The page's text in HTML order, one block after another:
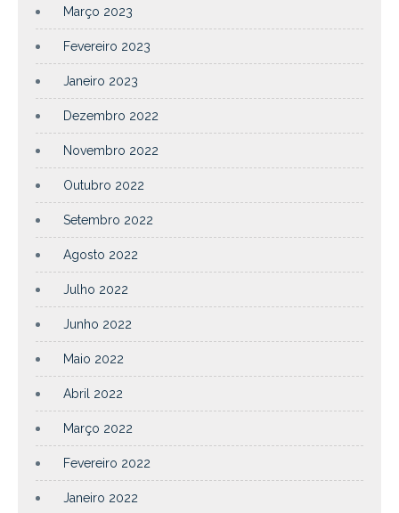
Março 2023
Fevereiro 2023
Janeiro 2023
Dezembro 2022
Novembro 2022
Outubro 2022
Setembro 2022
Agosto 2022
Julho 2022
Junho 2022
Maio 2022
Abril 2022
Março 2022
Fevereiro 2022
Janeiro 2022